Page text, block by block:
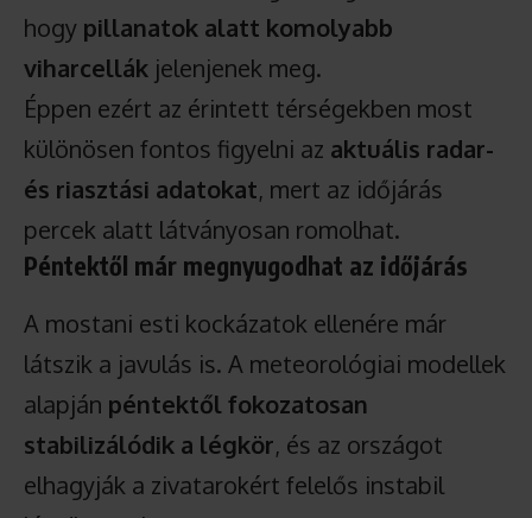
hogy pillanatok alatt komolyabb
viharcellák jelenjenek meg.
Éppen ezért az érintett térségekben most
különösen fontos figyelni az aktuális radar-
és riasztási adatokat, mert az időjárás
percek alatt látványosan romolhat.
Péntektől már megnyugodhat az időjárás
A mostani esti kockázatok ellenére már
látszik a javulás is. A meteorológiai modellek
alapján péntektől fokozatosan
stabilizálódik a légkör, és az országot
elhagyják a zivatarokért felelős instabil